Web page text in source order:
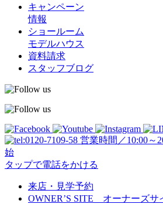
キャンペーン
情報
ショールーム
モデルハウス
資料請求
スタッフブログ
営業時間／10:00
始
タップで電話をかける
来店・見学予約
OWNER’S SITE オーナーズサ